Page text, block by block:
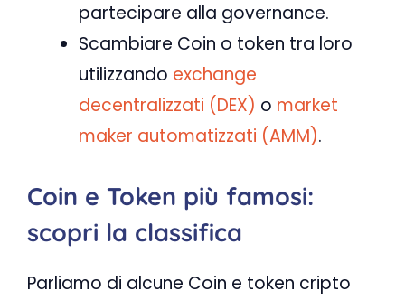
partecipare alla governance.
Scambiare Coin o token tra loro
utilizzando exchange
decentralizzati (DEX) o market
maker automatizzati (AMM).
Coin e Token più famosi:
scopri la classifica
Parliamo di alcune Coin e token cripto